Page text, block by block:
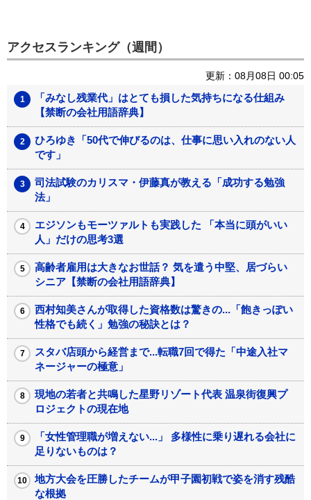
アクセスランキング（週間）
更新：08月08日 00:05
「みなし残業代」はとても損した気持ちになる仕組み
【禁断の会社用語辞典】
ひろゆき「50代で伸びるのは、仕事に思い入れのない人
です」
司法試験のカリスマ・伊藤真が教える「成功する勉強
法」
エジソンもモーツァルトも実践した 「本当に頭がいい
人」だけの思考3選
高齢者雇用は大きなお世話？ 気を遣う中堅、居づらい
シニア【禁断の会社用語辞典】
西村知美さんが取得した資格数は驚きの...「飽きっぽい
性格でも続く」勉強の秘訣とは？
スタバ店頭から経営まで...転職7回で得た「中途入社マ
ネージャーの極意」
現地の若者と共鳴した星野リゾート代表 温泉街復興プ
ロジェクトの現在地
「女性管理職が増えない...」 多様性に乗り遅れる会社に
足りないものは？
地方大会を圧勝したチームが甲子園初戦で姿を消す残酷
な根拠